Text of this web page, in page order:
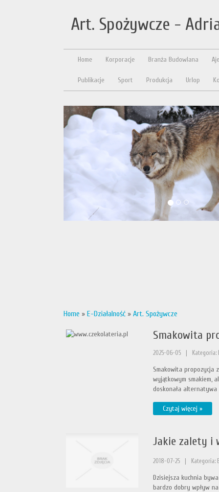
Art. Spożywcze -
Home Korporacje Branża Budowlana
Publikacje Sport Produkcja Urlop
Home » E-Działalność » Art. Spożywcze
Smakowita
2025-06-05 Kategoria:
Smakowita propozycja
wyjątkowym smakiem,
doskonała
Czytaj więcej »
Jakie zalety i
2018-07-25 Kategoria:
Dzisiejsza kuchnia
bardzo dobry wpływ